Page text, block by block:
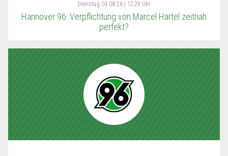
Dienstag 04.08.26 | 12:29 Uhr
Hannover 96: Verpflichtung von Marcel Hartel zeitnah
perfekt?